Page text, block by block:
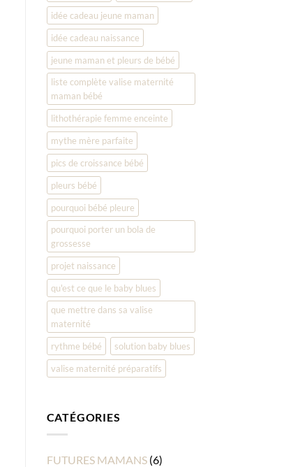
idée cadeau jeune maman
idée cadeau naissance
jeune maman et pleurs de bébé
liste complète valise maternité
maman bébé
lithothérapie femme enceinte
mythe mère parfaite
pics de croissance bébé
pleurs bébé
pourquoi bébé pleure
pourquoi porter un bola de
grossesse
projet naissance
qu'est ce que le baby blues
que mettre dans sa valise
maternité
rythme bébé
solution baby blues
valise maternité préparatifs
CATÉGORIES
FUTURES MAMANS(6)